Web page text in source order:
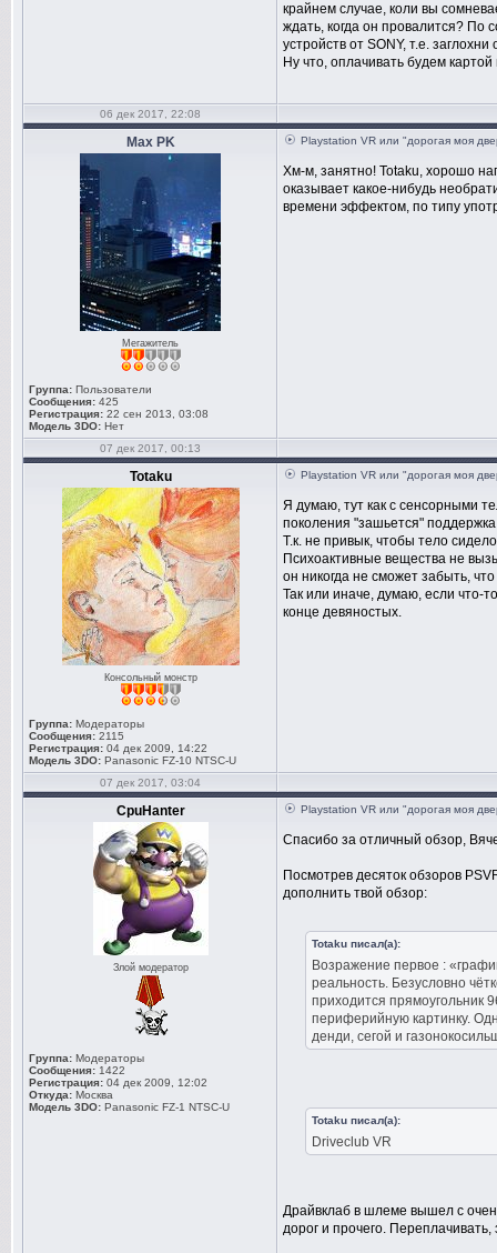
крайнем случае, коли вы
ждать, когда он провалится? По
устройств от SONY, т.е.
Ну что, оплачивать будем
06 дек 2017, 22:08
Max PK
Мегажитель
Группа: Пользователи
Сообщения: 425
Регистрация: 22 сен 2013, 03:08
Модель 3DO: Нет
Playstation VR или "дорогая моя
Хм-м, занятно! Totaku, хорошо
оказывает какое-нибудь
времени эффектом, по типу
07 дек 2017, 00:13
Totaku
Консольный монстр
Группа: Модераторы
Сообщения: 2115
Регистрация: 04 дек 2009, 14:22
Модель 3DO: Panasonic FZ-10 NTSC-U
Playstation VR или "дорогая моя
Я думаю, тут как с сенсорными
поколения "зашьется"
Т.к. не привык, чтобы тело
Психоактивные вещества не
он никогда не сможет забыть,
Так или иначе, думаю, если что-
конце девяностых.
07 дек 2017, 03:04
CpuHanter
Злой модератор
Группа: Модераторы
Сообщения: 1422
Регистрация: 04 дек 2009, 12:02
Откуда: Москва
Модель 3DO: Panasonic FZ-1 NTSC-U
Playstation VR или "дорогая моя
Спасибо за отличный обзор,
Посмотрев десяток обзоров
дополнить твой обзор:
Totaku писал(а):
Возражение первое :
реальность. Безусловно
приходится прямоугольник
периферийную картинку.
денди, сегой и
Totaku писал(а):
Driveclub VR
Драйвклаб в шлеме вышел с
дорог и прочего.